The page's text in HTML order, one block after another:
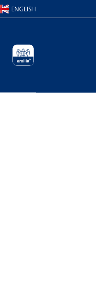
ENGLISH